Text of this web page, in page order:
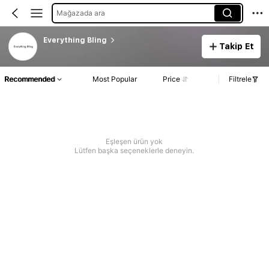
Mağazada ara
Everything Bling
Takip Et
Recommended Most Popular Price Filtrele
Eşleşen ürün yok
Lütfen başka seçeneklerle deneyin.